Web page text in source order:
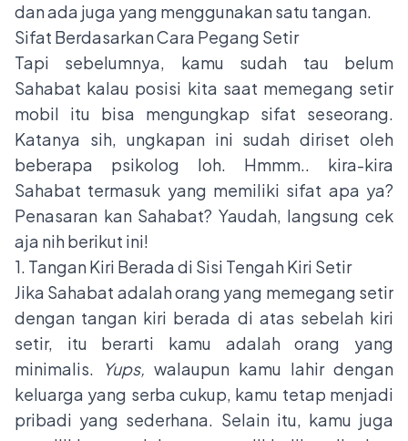
dan ada juga yang menggunakan satu tangan.
Sifat Berdasarkan Cara Pegang Setir
Tapi sebelumnya, kamu sudah tau belum
Sahabat kalau posisi kita saat memegang setir
mobil itu bisa mengungkap sifat seseorang.
Katanya sih, ungkapan ini sudah diriset oleh
beberapa psikolog loh. Hmmm.. kira-kira
Sahabat termasuk yang memiliki sifat apa ya?
Penasaran kan Sahabat? Yaudah, langsung cek
aja nih berikut ini!
1. Tangan Kiri Berada di Sisi Tengah Kiri Setir
Jika Sahabat adalah orang yang memegang setir
dengan tangan kiri berada di atas sebelah kiri
setir, itu berarti kamu adalah orang yang
minimalis.
Yups, walaupun kamu lahir dengan
keluarga yang serba cukup, kamu tetap menjadi
pribadi yang sederhana. Selain itu, kamu juga